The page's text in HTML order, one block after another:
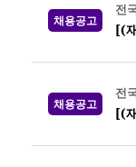
채용공고
전
[(
채용공고
전
[(